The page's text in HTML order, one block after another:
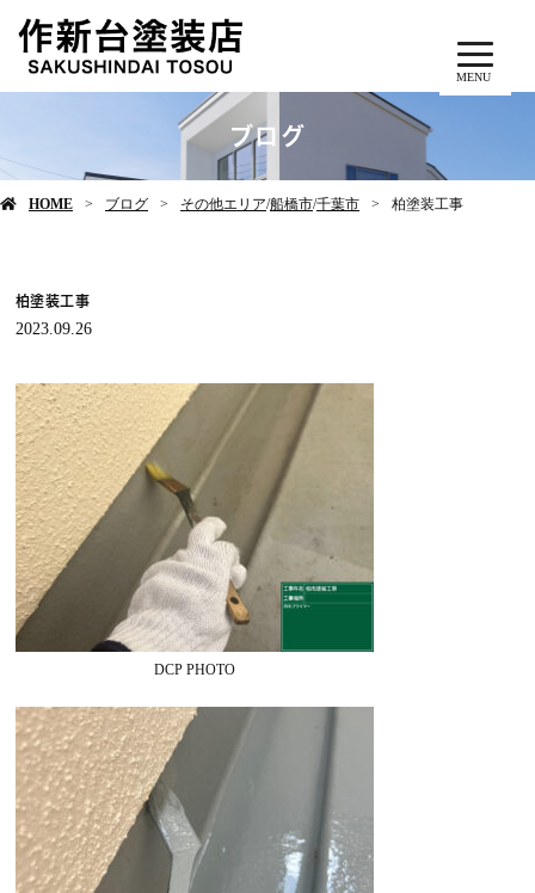
MENU
ブログ
HOME ブログ その他エリア/船橋市/千葉市 柏塗装工事
柏塗装工事
2023.09.26
DCP PHOTO